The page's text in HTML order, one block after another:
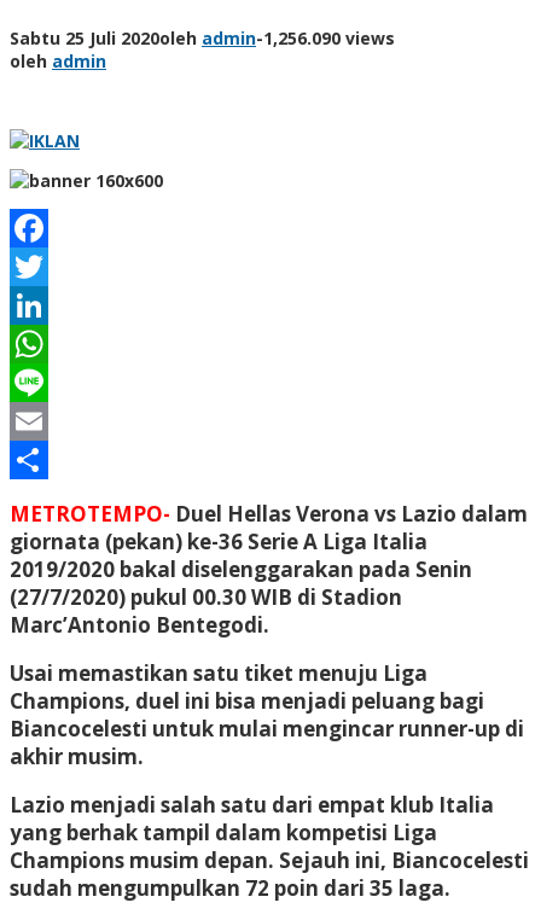
Sabtu 25 Juli 2020oleh admin-1,256.090 views
oleh admin
Facebook
Twitter
LinkedIn
WhatsApp
Line
Email
METROTEMPO- Duel Hellas Verona vs Lazio dalam
giornata (pekan) ke-36 Serie A Liga Italia
2019/2020 bakal diselenggarakan pada Senin
(27/7/2020) pukul 00.30 WIB di Stadion
Marc’Antonio Bentegodi.
Usai memastikan satu tiket menuju Liga
Champions, duel ini bisa menjadi peluang bagi
Biancocelesti untuk mulai mengincar runner-up di
akhir musim.
Lazio menjadi salah satu dari empat klub Italia
yang berhak tampil dalam kompetisi Liga
Champions musim depan. Sejauh ini, Biancocelesti
sudah mengumpulkan 72 poin dari 35 laga.